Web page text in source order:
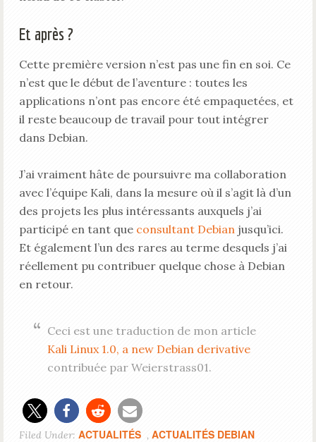
Et après ?
Cette première version n’est pas une fin en soi. Ce
n’est que le début de l’aventure : toutes les
applications n’ont pas encore été empaquetées, et
il reste beaucoup de travail pour tout intégrer
dans Debian.
J’ai vraiment hâte de poursuivre ma collaboration
avec l’équipe Kali, dans la mesure où il s’agit là d’un
des projets les plus intéressants auxquels j’ai
participé en tant que consultant Debianjusqu’ici.
Et également l’un des rares au terme desquels j’ai
réellement pu contribuer quelque chose à Debian
en retour.
Ceci est une traduction de mon article
Kali Linux 1.0, a new Debian derivative
contribuée par Weierstrass01.
Filed Under: ACTUALITÉS , ACTUALITÉS DEBIAN